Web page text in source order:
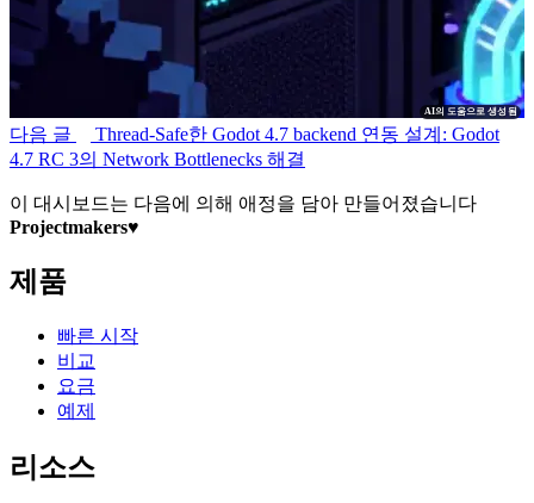
AI의 도움으로 생성됨
다음 글
Thread-Safe한 Godot 4.7 backend 연동 설계: Godot
4.7 RC 3의 Network Bottlenecks 해결
이 대시보드는 다음에 의해 애정을 담아 만들어졌습니다
Projectmakers♥
제품
빠른 시작
비교
요금
예제
리소스